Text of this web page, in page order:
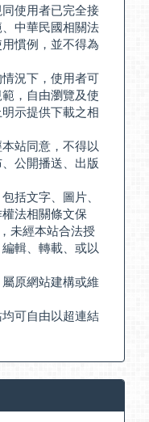
使用者已完全接
中華民國相關法
慣例，並不得為
況下，使用者可
，自由瀏覽及使
示提供下載之相
站同意，不得以
公開播送、出版
括文字、圖片、
法相關條文保
未經本站合法授
輯、轉載、或以
原網站建構或維
可自由以超連結